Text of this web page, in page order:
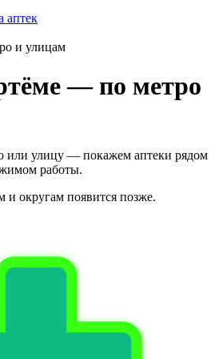
аптек
и улицам
— по метро
или улицу — покажем аптеки рядом
работы.
и округам появится позже.